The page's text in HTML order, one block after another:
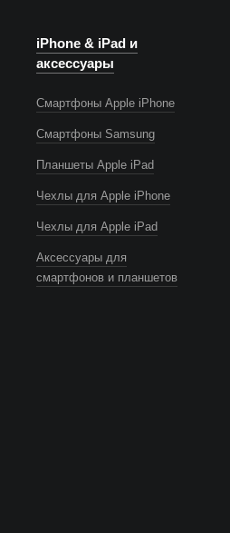
iPhone & iPad и
аксессуары
Смартфоны Apple iPhone
Смартфоны Samsung
Планшеты Apple iPad
Чехлы для Apple iPhone
Чехлы для Apple iPad
Аксессуары для
смартфонов и планшетов